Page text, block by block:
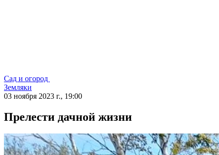
Сад и огород
Земляки
03 ноября 2023 г., 19:00
Прелести дачной жизни